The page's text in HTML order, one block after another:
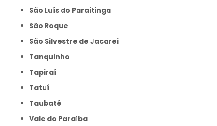
São Luís do Paraitinga
São Roque
São Silvestre de Jacarei
Tanquinho
Tapiraí
Tatuí
Taubaté
Vale do Paraíba